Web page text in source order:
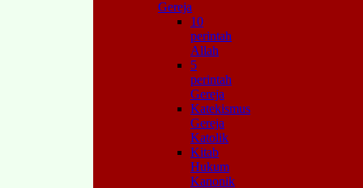
Gereja
10
perintah
Allah
5
perintah
Gereja
Katekismus
Gereja
Katolik
Kitab
Hukum
Kanonik